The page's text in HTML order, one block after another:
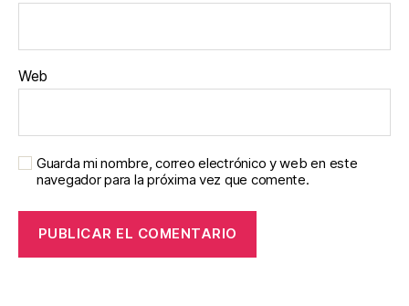
Web
Guarda mi nombre, correo electrónico y web en este
navegador para la próxima vez que comente.